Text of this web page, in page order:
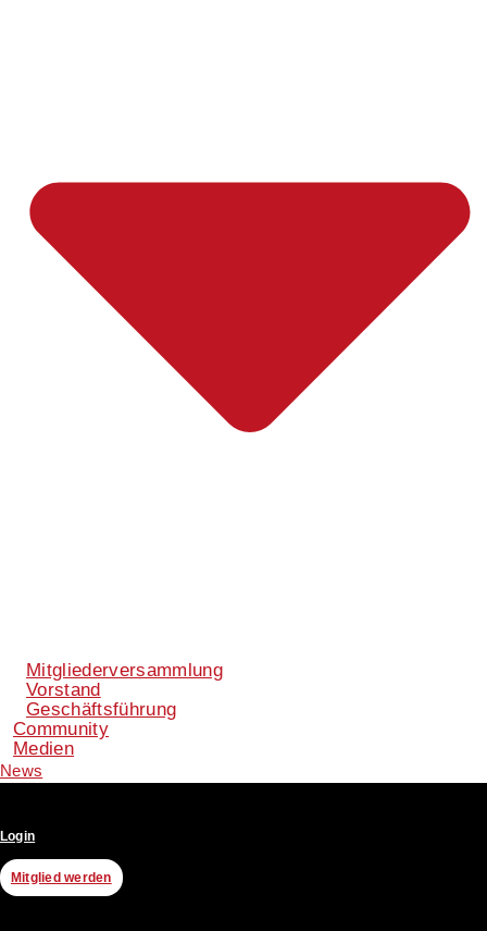
Mitgliederversammlung
Vorstand
Geschäftsführung
Community
Medien
News
Login
Mitglied werden